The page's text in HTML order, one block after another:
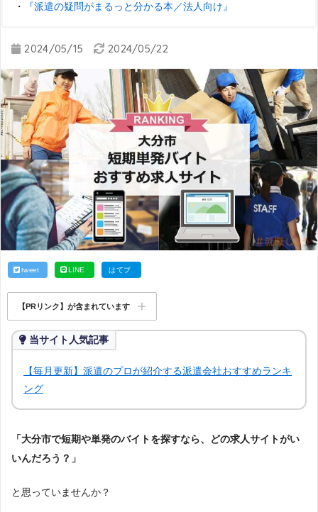
・ 『派遣の疑問がまるっと分かる本／法人向け』
2024/05/15 2024/05/22
tweet LINE はてブ
【PRリンク】が含まれています
当サイト人気記事
【毎月更新】派遣のプロが紹介する派遣会社おすすめランキ
ング
「大分市で短期や単発のバイトを探すなら、どの求人サイトがい
いんだろう？」
と思っていませんか？